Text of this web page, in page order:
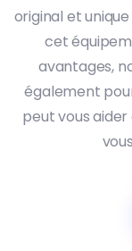
original et
cet
avantages,
également
peut vous